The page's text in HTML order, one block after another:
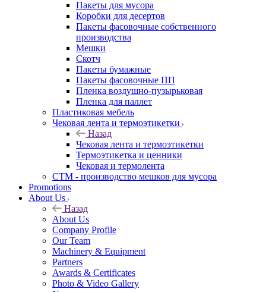
Пакеты для мусора
Коробки для десертов
Пакеты фасовочные собственного
производства
Мешки
Скотч
Пакеты бумажные
Пакеты фасовочные ПП
Пленка воздушно-пузырьковая
Пленка для паллет
Пластиковая мебель
Чековая лента и термоэтикетки
Назад
Чековая лента и термоэтикетки
Термоэтикетка и ценники
Чековая и термолента
СТМ - производство мешков для мусора
Promotions
About Us
Назад
About Us
Company Profile
Our Team
Machinery & Equipment
Partners
Awards & Certificates
Photo & Video Gallery